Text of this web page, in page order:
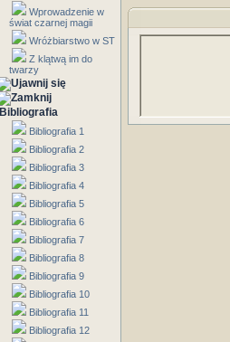
Wprowadzenie w
świat czarnej magii
Wróżbiarstwo w ST
Z klątwą im do
twarzy
Bibliografia
Bibliografia 1
Bibliografia 2
Bibliografia 3
Bibliografia 4
Bibliografia 5
Bibliografia 6
Bibliografia 7
Bibliografia 8
Bibliografia 9
Bibliografia 10
Bibliografia 11
Bibliografia 12